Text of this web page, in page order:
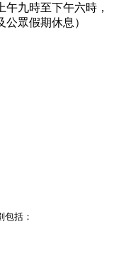
九時至下午六時，
眾假期休息）
括：